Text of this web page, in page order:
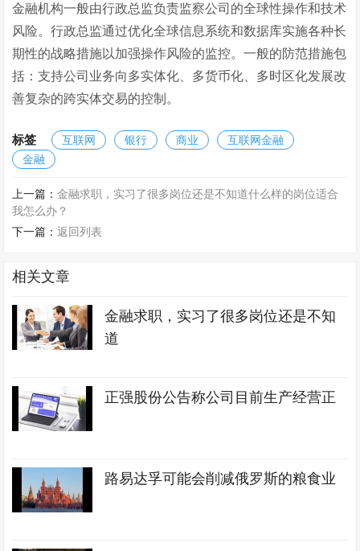
金融机构一般由行政总监负责监察公司的全球性操作和技术
风险。行政总监通过优化全球信息系统和数据库实施各种长
期性的战略措施以加强操作风险的监控。一般的防范措施包
括：支持公司业务向多实体化、多货币化、多时区化发展改
善复杂的跨实体交易的控制。
标签 互联网 银行 商业
互联网金融
金融
上一篇：金融求职，实习了很多岗位还是不知道什么样的岗位适合
我怎么办？
下一篇：返回列表
相关文章
金融求职，实习了很多岗位还是不知
道
正强股份公告称公司目前生产经营正
路易达孚可能会削减俄罗斯的粮食业